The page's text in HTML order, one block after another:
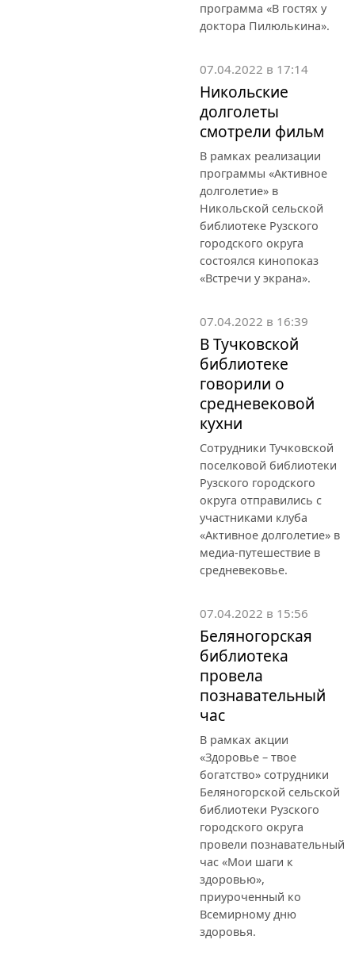
программа «В гостях у
доктора Пилюлькина».
07.04.2022 в 17:14
Никольские
долголеты
смотрели фильм
В рамках реализации
программы «Активное
долголетие» в
Никольской сельской
библиотеке Рузского
городского округа
состоялся кинопоказ
«Встречи у экрана».
07.04.2022 в 16:39
В Тучковской
библиотеке
говорили о
средневековой
кухни
Сотрудники Тучковской
поселковой библиотеки
Рузского городского
округа отправились с
участниками клуба
«Активное долголетие» в
медиа-путешествие в
средневековье.
07.04.2022 в 15:56
Беляногорская
библиотека
провела
познавательный
час
В рамках акции
«Здоровье – твое
богатство» сотрудники
Беляногорской сельской
библиотеки Рузского
городского округа
провели познавательный
час «Мои шаги к
здоровью»,
приуроченный ко
Всемирному дню
здоровья.